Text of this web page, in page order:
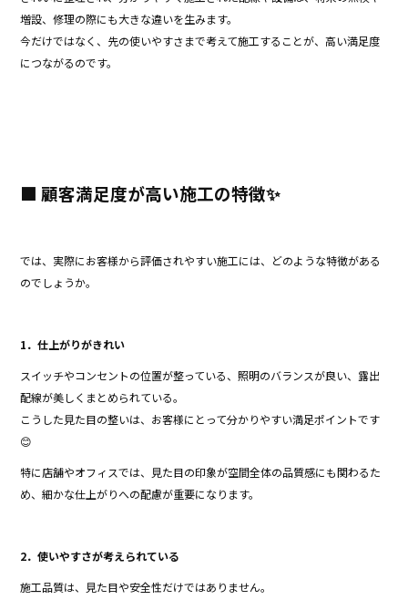
増設、修理の際にも大きな違いを生みます。
今だけではなく、先の使いやすさまで考えて施工することが、高い満足度
につながるのです。
■ 顧客満足度が高い施工の特徴✨
では、実際にお客様から評価されやすい施工には、どのような特徴がある
のでしょうか。
1．仕上がりがきれい
スイッチやコンセントの位置が整っている、照明のバランスが良い、露出
配線が美しくまとめられている。
こうした見た目の整いは、お客様にとって分かりやすい満足ポイントです
😊
特に店舗やオフィスでは、見た目の印象が空間全体の品質感にも関わるた
め、細かな仕上がりへの配慮が重要になります。
2．使いやすさが考えられている
施工品質は、見た目や安全性だけではありません。